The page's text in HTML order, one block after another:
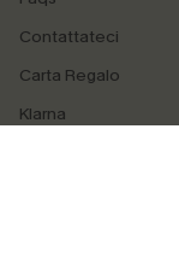
Contattateci
Carta Regalo
Klarna